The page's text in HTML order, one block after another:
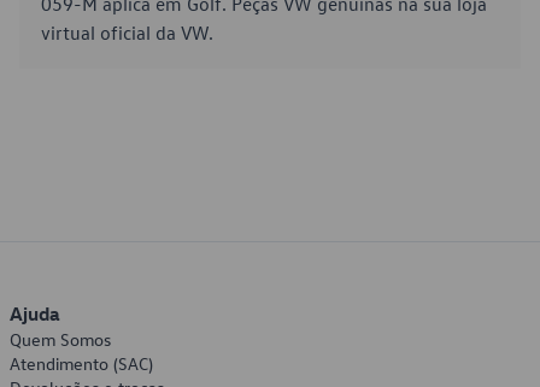
virtual oficial da VW.
Ajuda
Quem Somos
Atendimento (SAC)